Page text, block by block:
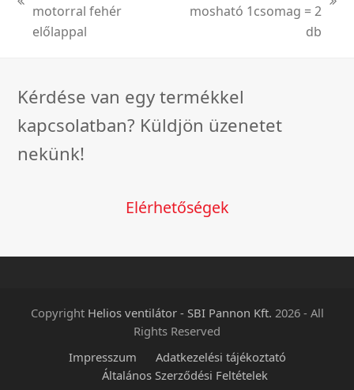
previous
post:
motorral fehér
előlappal
next
mosható 1csomag = 2
db
Kérdése van egy termékkel
kapcsolatban? Küldjön üzenetet
nekünk!
Elérhetőségek
Copyright Helios ventilátor - SBI Pannon Kft. 2026 - All
Rights Reserved
Impresszum
Adatkezelési tájékoztató
Általános Szerződési Feltételek